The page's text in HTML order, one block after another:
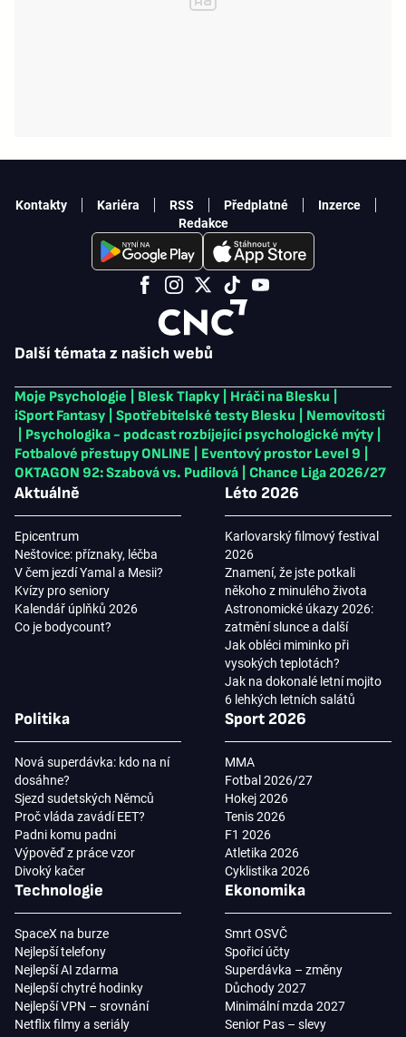
Další témata z našich webů
Moje Psychologie Blesk Tlapky Hráči na Blesku
iSport Fantasy
Spotřebitelské testy Blesku
Nemovitosti
Psychologika - podcast rozbíjející psychologické mýty
Fotbalové přestupy ONLINE
Eventový prostor Level 9
OKTAGON 92: Szabová vs. Pudilová
Chance Liga 2026/27
Aktuálně
Epicentrum
Neštovice: příznaky, léčba
V čem jezdí Yamal a Mesii?
Kvízy pro seniory
Kalendář úplňků 2026
Co je bodycount?
Léto 2026
Karlovarský filmový festival
2026
Znamení, že jste potkali
někoho z minulého života
Astronomické úkazy 2026:
zatmění slunce a další
Jak obléci miminko při
vysokých teplotách?
Jak na dokonalé letní mojito
6 lehkých letních salátů
Politika
Nová superdávka: kdo na ní
dosáhne?
Sjezd sudetských Němců
Proč vláda zavádí EET?
Padni komu padni
Výpověď z práce vzor
Divoký kačer
Sport 2026
MMA
Fotbal 2026/27
Hokej 2026
Tenis 2026
F1 2026
Atletika 2026
Cyklistika 2026
Technologie
SpaceX na burze
Nejlepší telefony
Nejlepší AI zdarma
Nejlepší chytré hodinky
Nejlepší VPN – srovnání
Netflix filmy a seriály
Ekonomika
Smrt OSVČ
Spořicí účty
Superdávka – změny
Důchody 2027
Minimální mzda 2027
Senior Pas – slevy
Kontakty Kariéra RSS Předplatné
Inzerce
Redakce